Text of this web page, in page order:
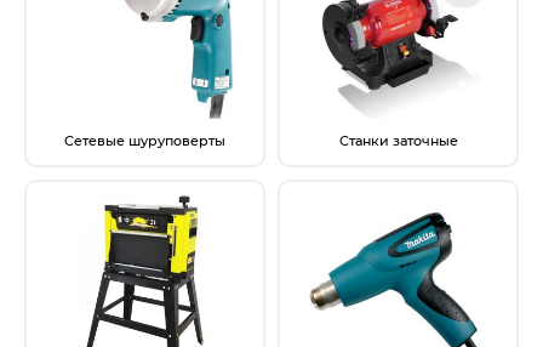
Сетевые шуруповерты Станки заточные